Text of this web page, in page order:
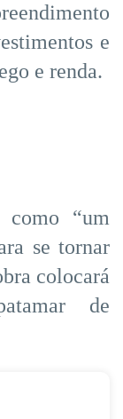
e
e renda.
como “um
se tornar
colocará
de